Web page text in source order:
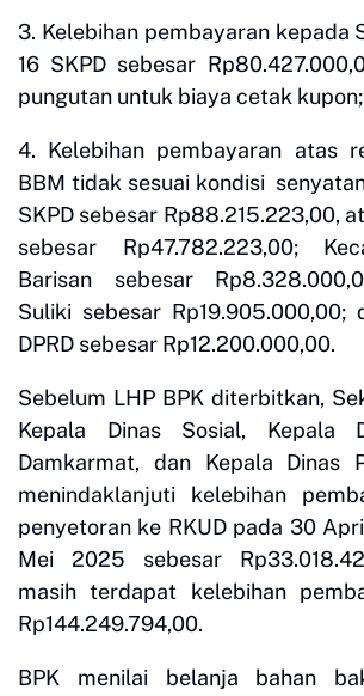
3. Kelebihan pembayaran kepada
16 SKPD sebesar
pungutan untuk biaya cetak
4. Kelebihan pembayaran atas
BBM tidak sesuai kondisi
SKPD sebesar Rp88.215.223,00,
sebesar Rp47.782.223,00;
Barisan sebesar
Suliki sebesar Rp19.905.000,00;
DPRD sebesar Rp12.200.000,00.
Sebelum LHP BPK diterbitkan,
Kepala Dinas Sosial, Kepala
Damkarmat, dan Kepala Dinas
menindaklanjuti kelebihan
penyetoran ke RKUD pada 30
Mei 2025 sebesar
masih terdapat kelebihan
Rp144.249.794,00.
BPK menilai belanja bahan